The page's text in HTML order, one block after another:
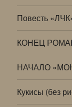
Повесть
КОНЕЦ
НАЧАЛО
Кукисы (без